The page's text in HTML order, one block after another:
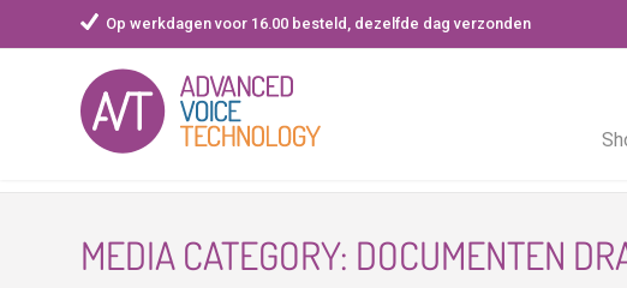
Op werkdagen voor 16.00 besteld, dezelfde dag verzonden
MEDIA CATEGORY: DOCUMENTEN